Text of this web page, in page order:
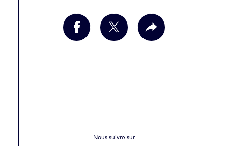
Nous suivre sur